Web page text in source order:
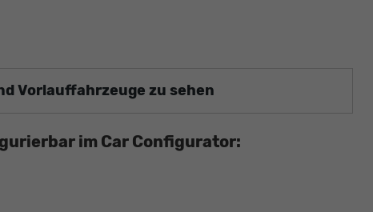
Vorlauffahrzeuge zu sehen
im Car Configurator: